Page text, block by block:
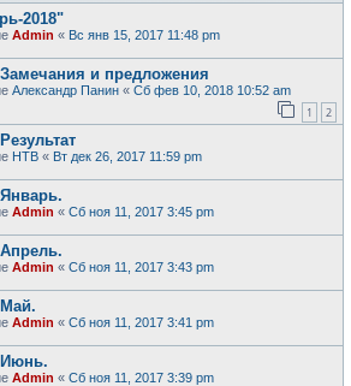
2018"
Admin « Вс янв 15, 2017 11:48 pm
и предложения
Александр Панин « Сб фев 10, 2018 10:52 am
1 2
НТВ « Вт дек 26, 2017 11:59 pm
Admin « Сб ноя 11, 2017 3:45 pm
Admin « Сб ноя 11, 2017 3:43 pm
Admin « Сб ноя 11, 2017 3:41 pm
Июнь.
Admin « Сб ноя 11, 2017 3:39 pm